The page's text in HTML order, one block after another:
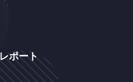
ポート